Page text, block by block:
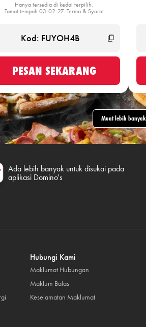
Hanya tersedia di kedai terpilih.
Tamat tempoh 03-02-27. Terma & Syarat
PESAN SEKARANG
Muat lebih banyak
Ada lebih banyak untuk disukai pada
aplikasi Domino's
Hubungi Kami
Maklumat Hubungan
Maklum Balas
Keselamatan Maklumat